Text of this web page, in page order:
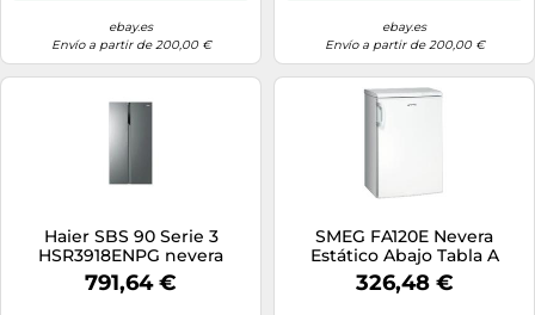
ebay.es
Envío a partir de 200,00 €
ebay.es
Envío a partir de 200,00 €
Haier SBS 90 Serie 3
HSR3918ENPG nevera
puerta lado a lado
Independiente 528 L E
791,64 €
SMEG FA120E Nevera
Estático Abajo Tabla A
Iluminación LED 84CM
Blanco
326,48 €